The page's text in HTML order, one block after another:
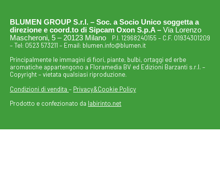
BLUMEN GROUP S.r.l. – Soc. a Socio Unico soggetta a
direzione e coord.to di Sipcam Oxon S.p.A – Via Lorenzo
Mascheroni, 5 – 20123 Milano P.I. 12968240155 – C.F. 01934301209
– Tel: 0523 573211 – Email: blumen.info@blumen.it
Principalmente le immagini di fiori, piante, bulbi, ortaggi ed erbe
aromatiche appartengono a Floramedia BV ed Edizioni Barzanti s.r.l. –
Copyright – vietata qualsiasi riproduzione.
Condizioni di vendita – Privacy&Cookie Policy
Prodotto e confezionato da labirinto.net